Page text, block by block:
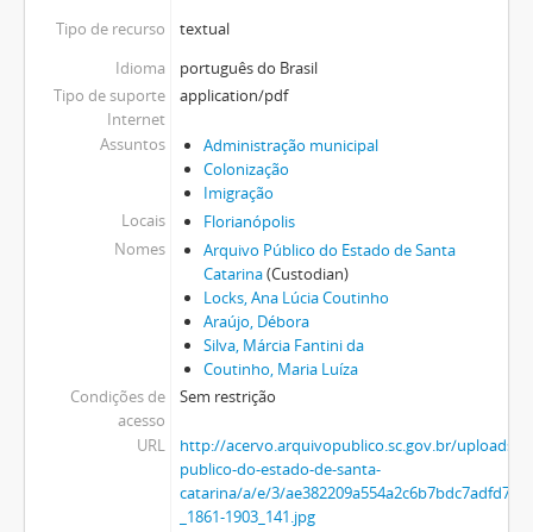
Tipo de recurso
textual
Idioma
português do Brasil
Tipo de suporte
Internet
application/pdf
Assuntos
Administração municipal
Colonização
Imigração
Locais
Florianópolis
Nomes
Arquivo Público do Estado de Santa
Catarina(Custodian)
Locks, Ana Lúcia Coutinho
Araújo, Débora
Silva, Márcia Fantini da
Coutinho, Maria Luíza
Condições de
acesso
Sem restrição
URL
http://acervo.arquivopublico.sc.gov.br/uploads/
publico-do-estado-de-santa-
catarina/a/e/3/
_1861-1903_141.jpg